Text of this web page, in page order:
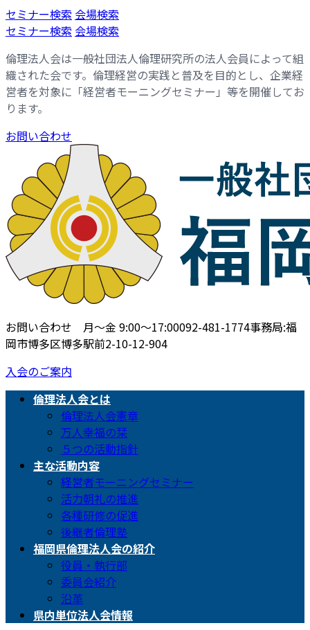
コ
ン
ン
ツ
へ
ス
キ
ッ
ナ
ビ
ー
シ
ョ
ン
に
移
セミナー検索 会場検索
セミナー検索 会場検索
倫理法人会は一般社団法人倫理研究所の法人会員によって組
織された会です。倫理経営の実践と普及を目的とし、企業経
営者を対象に「経営者モーニングセミナー」等を開催してお
ります。
お問い合わせ
お問い合わせ 月〜金 9:00〜17:00092-481-1774事務局:福
岡市博多区博多駅前2-10-12-904
入会のご案内
倫理法人会とは
倫理法人会憲章
万人幸福の栞
５つの活動指針
主な活動内容
経営者モーニングセミナー
活力朝礼の推進
各種研修の促進
後継者倫理塾
福岡県倫理法人会の紹介
役員・執行部
委員会紹介
沿革
県内単位法人会情報